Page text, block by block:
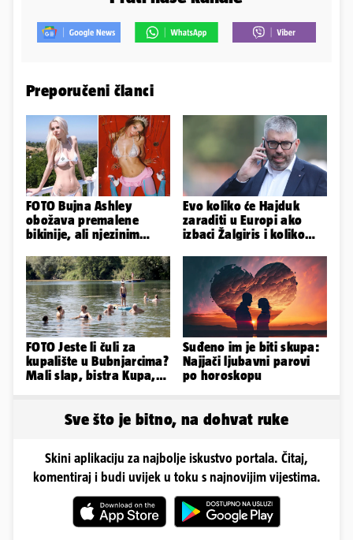
Preporučeni članci
FOTO Bujna Ashley
obožava premalene
bikinije, ali njezinim
smeta
Evo koliko će Hajduk
zaraditi u Europi ako
izbaci Žalgiris i koliko
FOTO Jeste li čuli za
kupalište u Bubnjarcima?
Mali slap, bistra Kupa,
Suđeno im je biti skupa:
Najjači ljubavni parovi
po horoskopu
Sve što je bitno, na dohvat ruke
Skini aplikaciju za najbolje iskustvo portala. Čitaj,
komentiraj i budi uvijek u toku s najnovijim vijestima.